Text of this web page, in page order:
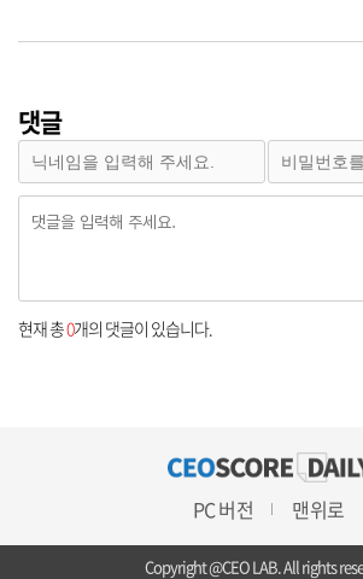
댓글
현재 총0개의 댓글이 있습니다.
PC 버전 맨위로
Copyright @CEO LAB. All rights